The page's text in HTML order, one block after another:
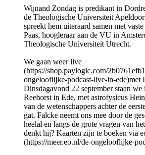
Wijnand Zondag is predikant in
de Theologische Universiteit
spreekt hem uiteraard samen met
Paas, hoogleraar aan de VU in
Theologische Universiteit Utrecht.
We gaan weer live
(https://shop.paylogic.com/
ongelooflijke-podcast-live-in-ede)met
Dinsdagavond 22 september staan we
Reehorst in Ede, met astrofysicus
van de wetenschappers achter de
gat. Falcke neemt ons mee door de
heelal en langs de grote vragen van
denkt hij? Kaarten zijn te boeken via
(https://meer.eo.nl/de-ongelooflijke-